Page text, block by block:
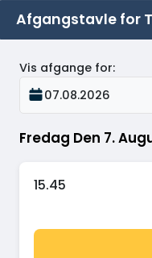
Afgangstavle for
Fredag Den 7.
Vis afgange for:
07.08.2026
15.45